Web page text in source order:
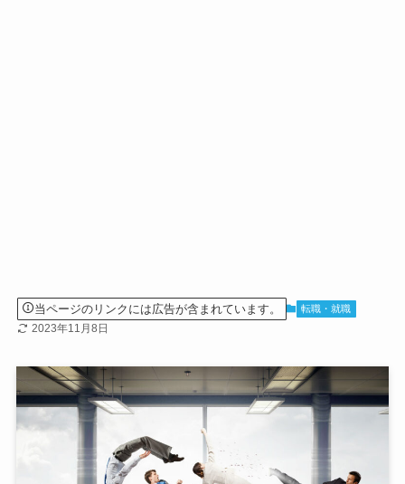
当ページのリンクには広告が含まれています。 転職・就職
2023年11月8日